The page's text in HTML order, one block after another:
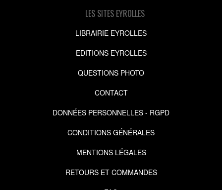
LES SITES EYROLLES
LIBRAIRIE EYROLLES
EDITIONS EYROLLES
QUESTIONS PHOTO
CONTACT
DONNÉES PERSONNELLES - RGPD
CONDITIONS GÉNÉRALES
MENTIONS LÉGALES
RETOURS ET COMMANDES